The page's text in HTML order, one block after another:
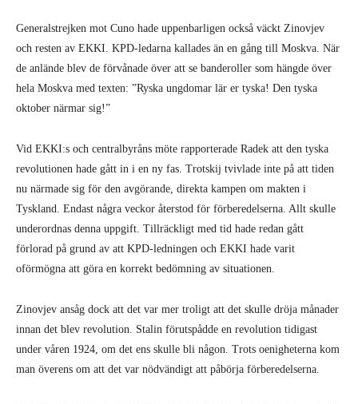
Generalstrejken mot Cuno hade uppenbarligen också väckt Zinovjev
och resten av EKKI. KPD-ledarna kallades än en gång till Moskva. När
de anlände blev de förvånade över att se banderoller som hängde över
hela Moskva med texten: ”Ryska ungdomar lär er tyska! Den tyska
oktober närmar sig!”
Vid EKKI:s och centralbyråns möte rapporterade Radek att den tyska
revolutionen hade gått in i en ny fas. Trotskij tvivlade inte på att tiden
nu närmade sig för den avgörande, direkta kampen om makten i
Tyskland. Endast några veckor återstod för förberedelserna. Allt skulle
underordnas denna uppgift. Tillräckligt med tid hade redan gått
förlorad på grund av att KPD-ledningen och EKKI hade varit
oförmögna att göra en korrekt bedömning av situationen.
Zinovjev ansåg dock att det var mer troligt att det skulle dröja månader
innan det blev revolution. Stalin förutspådde en revolution tidigast
under våren 1924, om det ens skulle bli någon. Trots oenigheterna kom
man överens om att det var nödvändigt att påbörja förberedelserna.